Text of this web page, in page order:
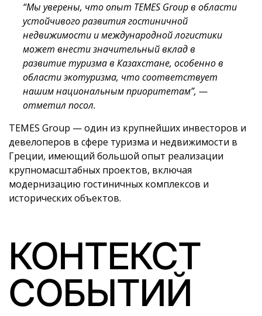
“Мы уверены, что опыт TEMES Group в области
устойчивого развития гостиничной
недвижимости и международной логистики
может внести значительный вклад в
развитие туризма в Казахстане, особенно в
области экотуризма, что соответствует
нашим национальным приоритетам”, —
отметил посол.
TEMES Group — один из крупнейших инвесторов и
девелоперов в сфере туризма и недвижимости в
Греции, имеющий большой опыт реализации
крупномасштабных проектов, включая
модернизацию гостиничных комплексов и
исторических объектов.
КОНТЕКСТ
СОБЫТИЙ